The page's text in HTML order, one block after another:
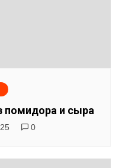
помидора и сыра
0